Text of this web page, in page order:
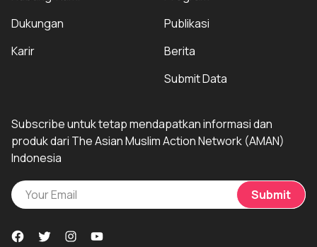
Dukungan
Karir
Publikasi
Berita
Submit Data
Subscribe untuk tetap mendapatkan informasi dan
produk dari The Asian Muslim Action Network (AMAN)
Indonesia
Submit